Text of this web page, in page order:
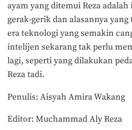
ayam yang ditemui Reza
gerak-gerik dan alasannya
era teknologi yang semakin
intelijen sekarang tak perlu
lagi, seperti yang dilakukan
Reza tadi.
Penulis: Aisyah Amira Wakang
Editor: Muchammad Aly Reza